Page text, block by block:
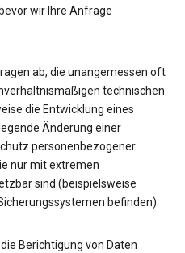
wir Ihre Anfrage
ab, die unangemessen oft
technischen
die Entwicklung eines
Änderung einer
personenbezogener
nur mit extremen
sind (beispielsweise
befinden).
Berichtigung von Daten